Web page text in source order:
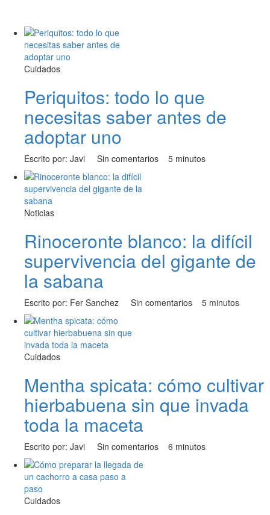
Cuidados
Periquitos: todo lo que
necesitas saber antes de
adoptar uno
Escrito por: Javi Sin comentarios 5 minutos
Noticias
Rinoceronte blanco: la difícil
supervivencia del gigante de
la sabana
Escrito por: Fer Sanchez Sin comentarios 5 minutos
Cuidados
Mentha spicata: cómo cultivar
hierbabuena sin que invada
toda la maceta
Escrito por: Javi Sin comentarios 6 minutos
Cuidados